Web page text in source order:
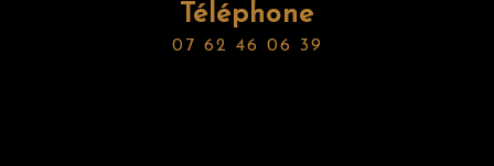
Téléphone
07 62 46 06 39